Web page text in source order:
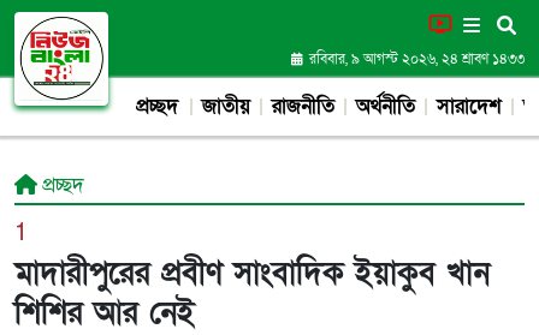
রবিবার, ৯ আগস্ট ২০২৬, ২৪ শ্রাবণ ১৪৩৩
প্রচ্ছদ জাতীয় রাজনীতি অর্থনীতি সারাদেশ
প্রচ্ছদ
1
মাদারীপুরের প্রবীণ সাংবাদিক ইয়াকুব খান
শিশির আর নেই